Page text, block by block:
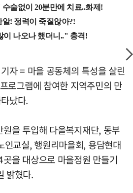
자 = 마을 공동체의 특성을 살린
로그램에 참여한 지역주민의 만
났다.
을 투입해 다올복지재단, 동부
인교실, 행원리마을회, 용담현대
을 대상으로 마을정원 만들기
밝혔다.